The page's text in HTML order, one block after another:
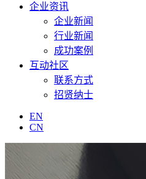
企业资讯
企业新闻
行业新闻
成功案例
互动社区
联系方式
招贤纳士
EN
CN